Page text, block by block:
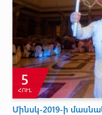
5
ՀՈՒԼ
Մինսկ-2019-ի